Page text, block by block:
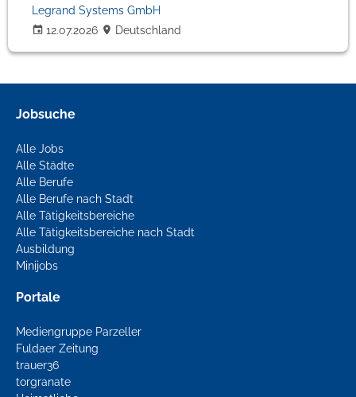
12.07.2026
Legrand Systems GmbH
Deutschland
Jobsuche
Alle Jobs
Alle Städte
Alle Berufe
Alle Berufe nach Stadt
Alle Tätigkeitsbereiche
Alle Tätigkeitsbereiche nach Stadt
Ausbildung
Minijobs
Portale
Mediengruppe Parzeller
Fuldaer Zeitung
trauer36
torgranate